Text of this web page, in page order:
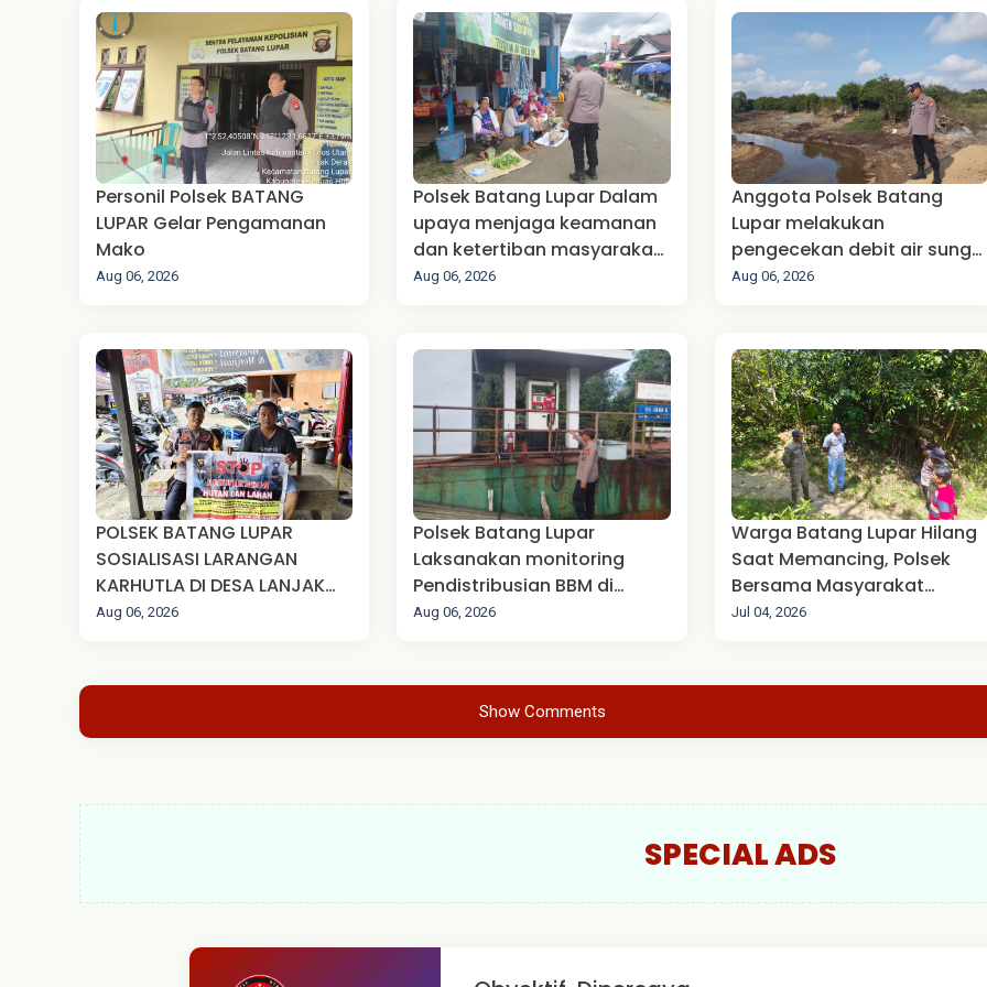
‎Personil Polsek BATANG
LUPAR Gelar Pengamanan
Mako
Aug 06, 2026
Polsek Batang Lupar Dalam
upaya menjaga keamanan
dan ketertiban masyarakat
(Harkamtibmas)
Aug 06, 2026
Anggota Polsek Batang
Lupar melakukan
pengecekan debit air sungai
Batang Lupar Kecamatan
Aug 06, 2026
‎POLSEK BATANG LUPAR
SOSIALISASI LARANGAN
KARHUTLA DI DESA LANJAK
DERAS
Aug 06, 2026
Polsek Batang Lupar
Laksanakan monitoring
Pendistribusian BBM di
APMS/SPBU.
Aug 06, 2026
Warga Batang Lupar Hilang
Saat Memancing, Polsek
Bersama Masyarakat
Lakukan Pencarian
Jul 04, 2026
Show Comments
SPECIAL ADS